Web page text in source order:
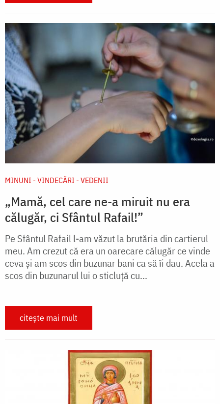
MINUNI - VINDECĂRI - VEDENII
„Mamă, cel care ne-a miruit nu era
călugăr, ci Sfântul Rafail!”
Pe Sfântul Rafail l-am văzut la brutăria din cartierul
meu. Am crezut că era un oarecare călugăr ce vinde
ceva și am scos din buzunar bani ca să îi dau. Acela a
scos din buzunarul lui o sticluță cu...
citește mai mult